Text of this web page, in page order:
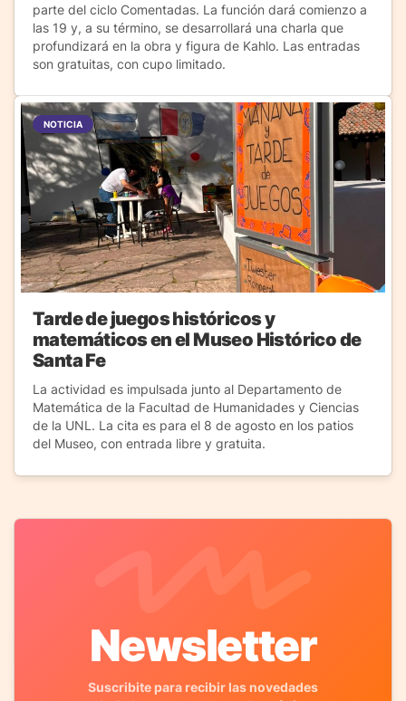
parte del ciclo Comentadas. La función dará comienzo a
las 19 y, a su término, se desarrollará una charla que
profundizará en la obra y figura de Kahlo. Las entradas
son gratuitas, con cupo limitado.
NOTICIA
Tarde de juegos históricos y
matemáticos en el Museo Histórico de
Santa Fe
La actividad es impulsada junto al Departamento de
Matemática de la Facultad de Humanidades y Ciencias
de la UNL. La cita es para el 8 de agosto en los patios
del Museo, con entrada libre y gratuita.
Newsletter
Suscribite para recibir las novedades